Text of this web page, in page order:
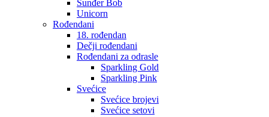
Sunđer Bob
Unicorn
Rođendani
18. rođendan
Dečji rođendani
Rođendani za odrasle
Sparkling Gold
Sparkling Pink
Svećice
Svećice brojevi
Svećice setovi